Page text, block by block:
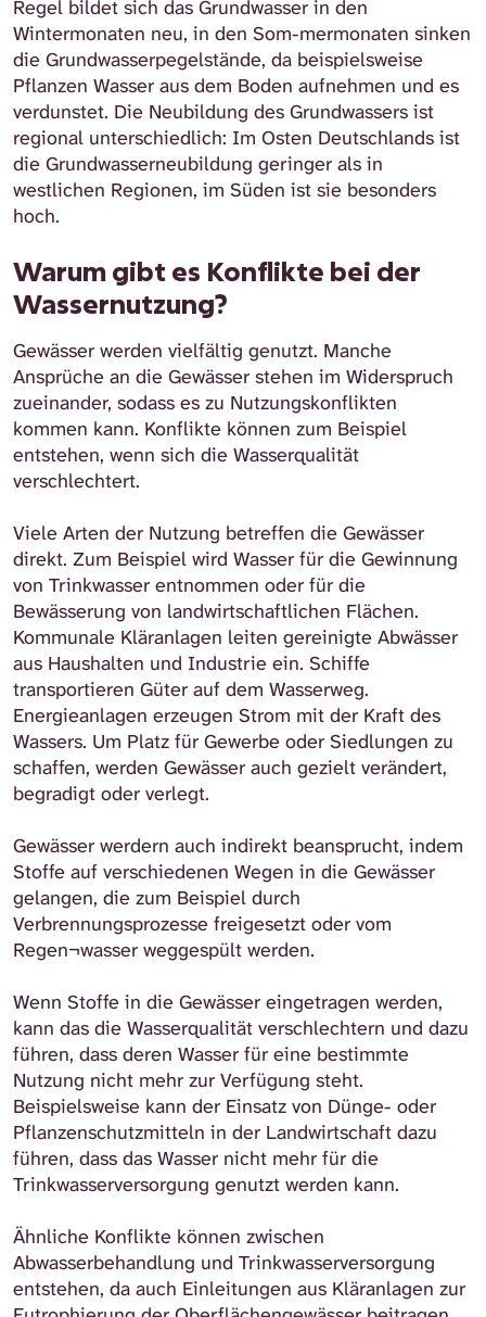
Regel bildet sich das Grundwasser in den
Wintermonaten neu, in den Som-mermonaten sinken
die Grundwasserpegelstände, da beispielsweise
Pflanzen Wasser aus dem Boden aufnehmen und es
verdunstet. Die Neubildung des Grundwassers ist
regional unterschiedlich: Im Osten Deutschlands ist
die Grundwasserneubildung geringer als in
westlichen Regionen, im Süden ist sie besonders
hoch.
Warum gibt es Konflikte bei der
Wassernutzung?
Gewässer werden vielfältig genutzt. Manche
Ansprüche an die Gewässer stehen im Widerspruch
zueinander, sodass es zu Nutzungskonflikten
kommen kann. Konflikte können zum Beispiel
entstehen, wenn sich die Wasserqualität
verschlechtert.
Viele Arten der Nutzung betreffen die Gewässer
direkt. Zum Beispiel wird Wasser für die Gewinnung
von Trinkwasser entnommen oder für die
Bewässerung von landwirtschaftlichen Flächen.
Kommunale Kläranlagen leiten gereinigte Abwässer
aus Haushalten und Industrie ein. Schiffe
transportieren Güter auf dem Wasserweg.
Energieanlagen erzeugen Strom mit der Kraft des
Wassers. Um Platz für Gewerbe oder Siedlungen zu
schaffen, werden Gewässer auch gezielt verändert,
begradigt oder verlegt.
Gewässer werdern auch indirekt beansprucht, indem
Stoffe auf verschiedenen Wegen in die Gewässer
gelangen, die zum Beispiel durch
Verbrennungsprozesse freigesetzt oder vom
Regen¬wasser weggespült werden.
Wenn Stoffe in die Gewässer eingetragen werden,
kann das die Wasserqualität verschlechtern und dazu
führen, dass deren Wasser für eine bestimmte
Nutzung nicht mehr zur Verfügung steht.
Beispielsweise kann der Einsatz von Dünge- oder
Pflanzenschutzmitteln in der Landwirtschaft dazu
führen, dass das Wasser nicht mehr für die
Trinkwasserversorgung genutzt werden kann.
Ähnliche Konflikte können zwischen
Abwasserbehandlung und Trinkwasserversorgung
entstehen, da auch Einleitungen aus Kläranlagen zur